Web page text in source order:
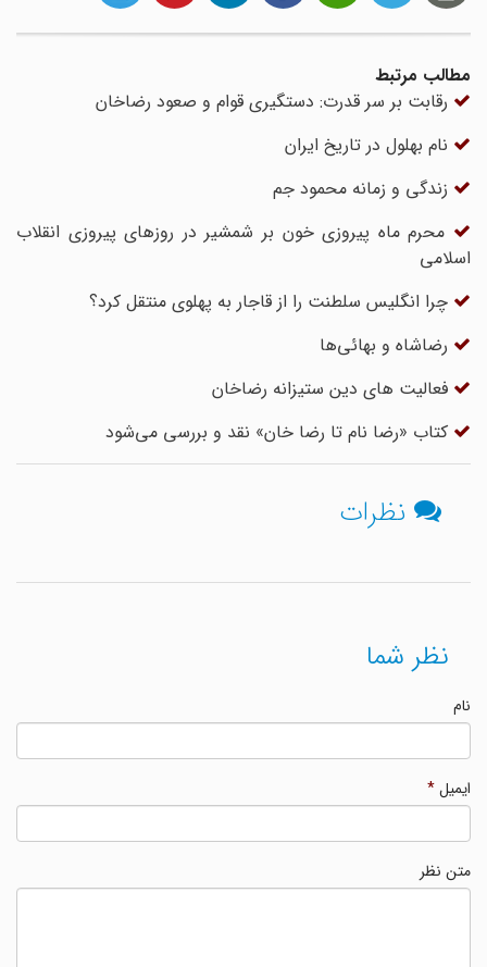
مطالب مرتبط
رقابت بر سر قدرت: دستگیری قوام و صعود رضاخان
نام بهلول در تاریخ ایران
زندگی و زمانه محمود جم
محرم ماه پیروزی خون بر شمشیر در روزهای پیروزی انقلاب
اسلامی
چرا انگلیس سلطنت را از قاجار به پهلوی منتقل کرد؟
رضاشاه و بهائی‌ها
فعالیت های دین ستیزانه رضاخان
کتاب «رضا نام تا رضا خان» نقد و بررسی می‌شود
نظرات
نظر شما
ایمیل*
متن نظر